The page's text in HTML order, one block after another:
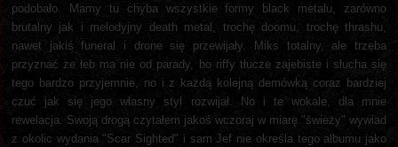
podobało. Mamy tu chyba wszystkie formy black metalu, zarówno
brutalny jak i melodyjny death metal, trochę doomu, trochę thrashu,
nawet jakiś funeral i drone się przewijały. Miks totalny, ale trzeba
przyznać że łeb ma nie od parady, bo riffy tłucze zajebiste i słucha się
tego bardzo przyjemnie, no i z każdą kolejną demówką coraz bardziej
czuć jak się jego własny styl rozwijał. No i te wokale, dla mnie
rewelacja. Swoją drogą czytałem jakoś wczoraj w miarę "świeży" wywiad
z okolic wydania "Scar Sighted" i sam Jef nie określa tego albumu jako